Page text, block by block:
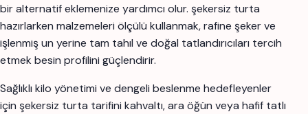
bir alternatif eklemenize yardımcı olur. şekersiz turta
hazırlarken malzemeleri ölçülü kullanmak, rafine şeker ve
işlenmiş un yerine tam tahıl ve doğal tatlandırıcıları tercih
etmek besin profilini güçlendirir.
Sağlıklı kilo yönetimi ve dengeli beslenme hedefleyenler
için şekersiz turta tarifini kahvaltı, ara öğün veya hafif tatlı